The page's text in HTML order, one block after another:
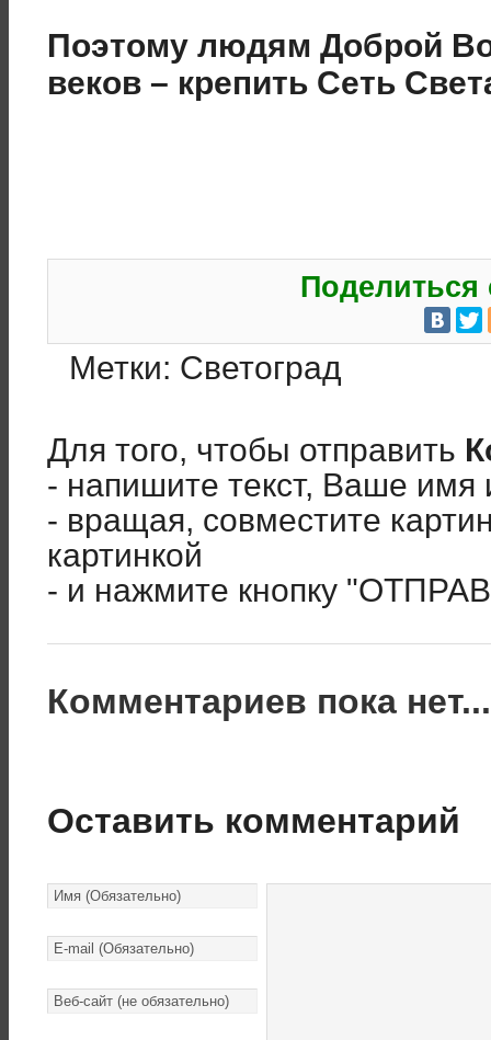
Поэтому людям Доброй
веков – крепить Сеть
Поделиться
Метки: Светоград
Для того, чтобы отправить
- напишите текст, Ваше имя
- вращая, совместите
картинкой
- и нажмите кнопку
Комментариев пока
Оставить комментарий